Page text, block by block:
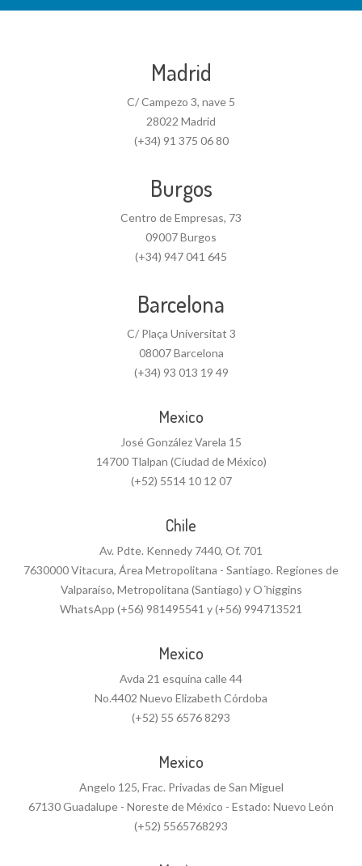
Madrid
C/ Campezo 3, nave 5
28022 Madrid
(+34) 91 375 06 80
Burgos
Centro de Empresas, 73
09007 Burgos
(+34) 947 041 645
Barcelona
C/ Plaça Universitat 3
08007 Barcelona
(+34) 93 013 19 49
Mexico
José González Varela 15
14700 Tlalpan (Ciudad de México)
(+52) 5514 10 12 07
Chile
Av. Pdte. Kennedy 7440, Of. 701
7630000 Vitacura, Área Metropolitana - Santiago. Regiones de
Valparaíso, Metropolitana (Santiago) y O´higgins
WhatsApp (+56) 981495541 y (+56) 994713521
Mexico
Avda 21 esquina calle 44
No.4402 Nuevo Elizabeth Córdoba
(+52) 55 6576 8293
Mexico
Angelo 125, Frac. Privadas de San Miguel
67130 Guadalupe - Noreste de México - Estado: Nuevo León
(+52) 5565768293